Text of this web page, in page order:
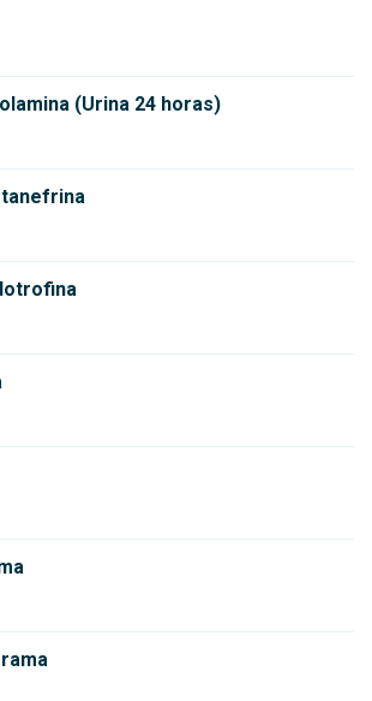
(Urina 24 horas)